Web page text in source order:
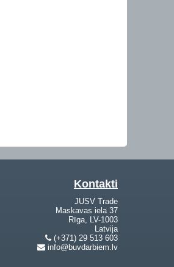
Kontakti
JUSV Trade
Maskavas iela 37
Rīga, LV-1003
Latvija
(+371) 29 513 603
info@buvdarbiem.lv